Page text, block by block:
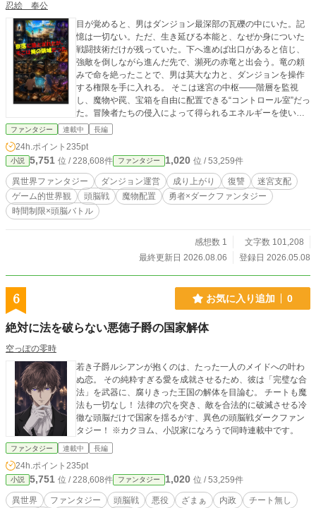
忍絵 奉公
目が覚めると、男はダンジョン最深部の瓦礫の中にいた。記
憶は一切ない。ただ、生き延びる本能と、なぜか身についた
戦闘技術だけが残っていた。下へ進めば出口があると信じ、
強敵を倒しながら進んだ先で、瀕死の赤竜と出会う。竜の頼
みで命を絶ったことで、男は莫大な力と、ダンジョンを操作
する権限を手に入れる。 そこは迷宮の中枢――階層を監視
し、魔物や罠、宝箱を自由に配置できる“コントロール室”だっ
た。冒険者たちの侵入によって得られるエネルギーを使い、
迷宮を成長させていく新たな人生が始まる。 やがて現れたの
ら、恐怖、策略、報酬を巧みに織り交ぜた“攻略したくなるダ
ンジョン”を創り上げていく。 だがその裏には、かつて主人公
を奈落へ突き落としたAランクパーティの存在があった。失わ
れた記憶と復讐、そして迷宮の支配者としての成長。挑む者
と迎え撃つ者、その全てが交錯する時、ダンジョンは単なる
罠ではなく“世界”へと変貌していく――。
ファンタジー 連載中 長編
24h.ポイント 235pt
小説 5,751 位 / 228,608件 ファンタジー 1,020 位 / 53,259件
異世界ファンタジー ダンジョン運営 成り上がり 復讐
迷宮支配
ゲーム的世界観
頭脳戦 魔物配置
勇者×ダークファンタジー
時間制限×頭脳バトル
感想数 1
文字数 101,208
最終更新日 2026.08.06
登録日 2026.05.08
6 お気に入り追加 0
絶対に法を破らない悪徳子爵の国家解体
空っぽの零時
若き子爵ルシアンが抱くのは、たった一人のメイドへの叶わ
ぬ恋。 その純粋すぎる愛を成就させるため、彼は「完璧な合
法」を武器に、腐りきった王国の解体を目論む。 チートも魔
法も一切なし！ 法律の穴を突き、敵を合法的に破滅させる冷
徹な頭脳だけで国家を揺るがす、異色の頭脳戦ダークファン
タジー！ ※カクヨム、小説家になろうで同時連載中です。
ファンタジー 連載中 長編
24h.ポイント 235pt
小説 5,751 位 / 228,608件 ファンタジー 1,020 位 / 53,259件
異世界 ファンタジー 頭脳戦 悪役 ざまぁ 内政 チート無し